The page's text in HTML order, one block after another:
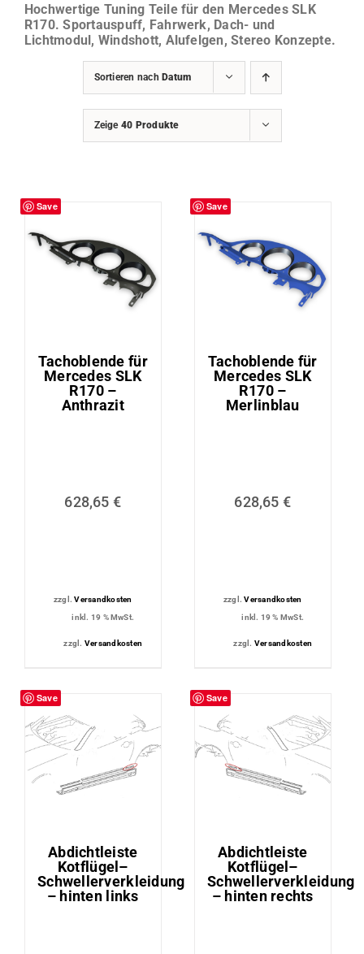
Hochwertige Tuning Teile für den Mercedes SLK
R170. Sportauspuff, Fahrwerk, Dach- und
Lichtmodul, Windshott, Alufelgen, Stereo Konzepte.
Sortieren nach Datum
Zeige 40 Produkte
Save
Tachoblende für
Mercedes SLK
R170 –
Anthrazit
628,65 €
zzgl.Versandkosten
inkl. 19 % MwSt.
zzgl. Versandkosten
Save
Tachoblende für
Mercedes SLK
R170 –
Merlinblau
628,65 €
zzgl.Versandkosten
inkl. 19 % MwSt.
zzgl. Versandkosten
Save
Abdichtleiste
Kotflügel–
Schwellerverkleidung
– hinten links
Save
Abdichtleiste
Kotflügel–
Schwellerverkleidung
– hinten rechts